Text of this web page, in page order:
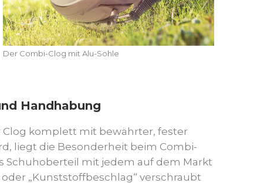
Der Combi-Clog mit Alu-Sohle
Handhabung
komplett mit bewährter, fester
liegt die Besonderheit beim Combi-
Schuhoberteil mit jedem auf dem Markt
„Kunststoffbeschlag“ verschraubt